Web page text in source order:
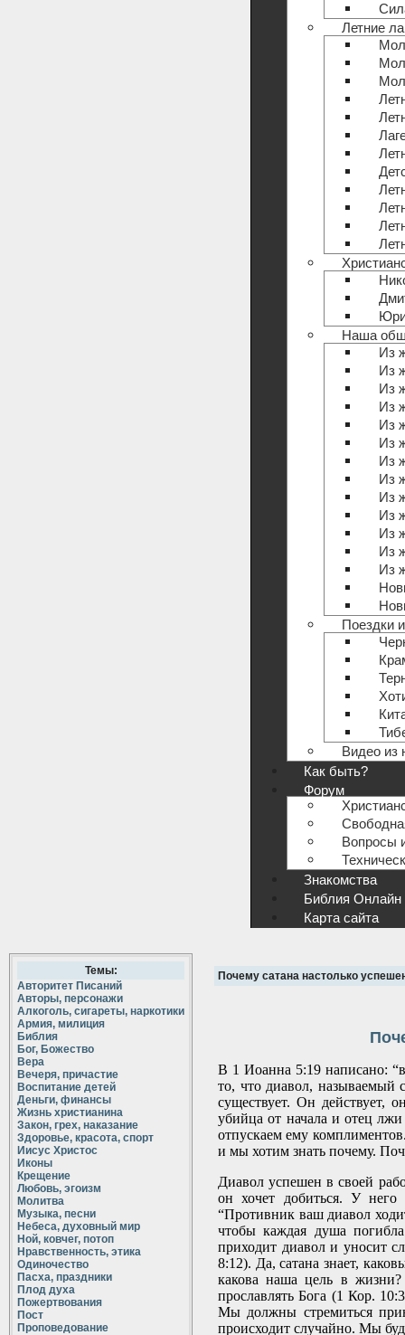
Летние
Наша
Из
Из
Из
Из
Из
Из
Из
Из
Из
Из
Из
Из
Из
Поездки
Видео из
Как быть?
Форум
Вопросы
Знакомства
Библия Онлайн
Карта сайта
Темы:
Авторитет Писаний
Авторы, персонажи
Алкоголь, сигареты, наркотики
Армия, милиция
Библия
Бог, Божество
Вера
Вечеря, причастие
Воспитание детей
Деньги, финансы
Жизнь христианина
Закон, грех, наказание
Здоровье, красота, спорт
Иисус Христос
Иконы
Крещение
Любовь, эгоизм
Молитва
Музыка, песни
Небеса, духовный мир
Ной, ковчег, потоп
Нравственность, этика
Одиночество
Пасха, праздники
Плод духа
Пожертвования
Пост
Проповедование
Почему сатана настолько
В 1 Иоанна 5:19 написано:
то, что диавол, называемый
существует. Он действует,
убийца от начала и отец
отпускаем ему
и мы хотим знать почему.
Диавол успешен в своей
он хочет добиться. У него
“Противник ваш диавол
чтобы каждая душа
приходит диавол и уносит
8:12). Да, сатана знает,
какова наша цель в
прославлять Бога (1 Кор.
Мы должны стремиться
происходит случайно. Мы